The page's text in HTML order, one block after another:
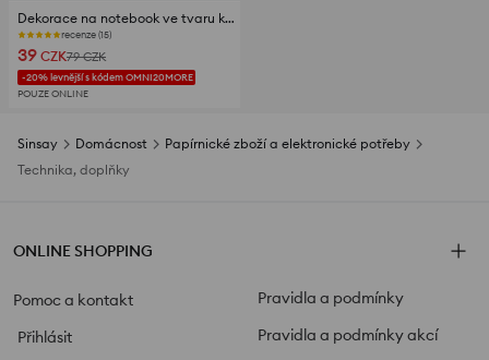
Dekorace na notebook ve tvaru kaktusu
recenze (15)
39 CZK79 CZK
-20% levnější s kódem OMNI20MORE
POUZE ONLINE
Sinsay Domácnost
Papírnické zboží a elektronické potřeby
Technika, doplňky
ONLINE SHOPPING
Pomoc a kontakt
Přihlásit
Pravidla a podmínky
Pravidla a podmínky akcí